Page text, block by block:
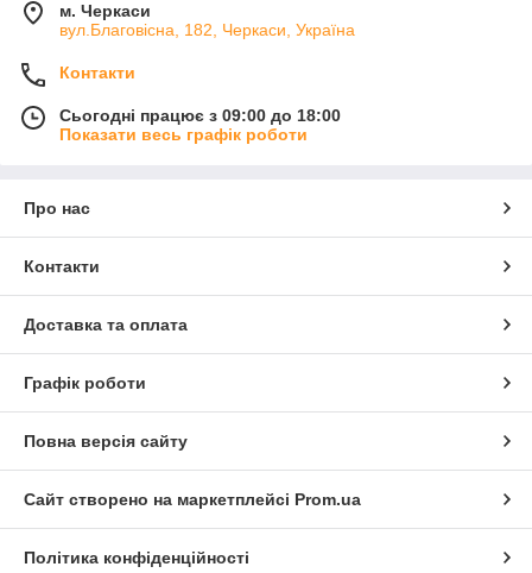
м. Черкаси
вул.Благовісна, 182, Черкаси, Україна
Контакти
Сьогодні працює з 09:00 до 18:00
Показати весь графік роботи
Про нас
Контакти
Доставка та оплата
Графік роботи
Повна версія сайту
Сайт створено на маркетплейсі Prom.ua
Політика конфіденційності